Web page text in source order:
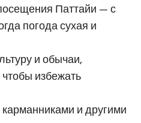
Паттайи — с
погода сухая и
и обычаи,
избежать
и другими